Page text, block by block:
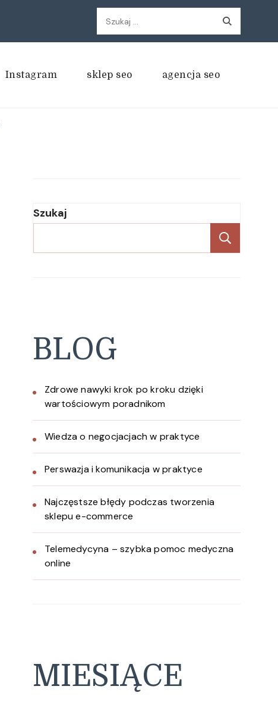
Szukaj:
Instagram sklep seo agencja seo
Szukaj
BLOG
Zdrowe nawyki krok po kroku dzięki
wartościowym poradnikom
Wiedza o negocjacjach w praktyce
Perswazja i komunikacja w praktyce
Najczęstsze błędy podczas tworzenia
sklepu e-commerce
Telemedycyna – szybka pomoc medyczna
online
MIESIĄCE